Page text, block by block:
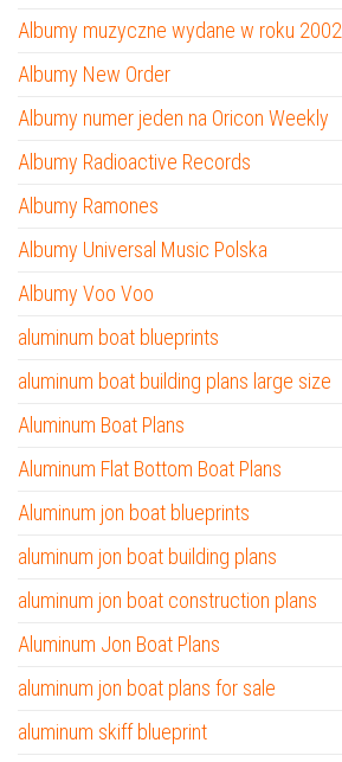
Albumy muzyczne wydane w roku 2002
Albumy New Order
Albumy numer jeden na Oricon Weekly
Albumy Radioactive Records
Albumy Ramones
Albumy Universal Music Polska
Albumy Voo Voo
aluminum boat blueprints
aluminum boat building plans large size
Aluminum Boat Plans
Aluminum Flat Bottom Boat Plans
Aluminum jon boat blueprints
aluminum jon boat building plans
aluminum jon boat construction plans
Aluminum Jon Boat Plans
aluminum jon boat plans for sale
aluminum skiff blueprint